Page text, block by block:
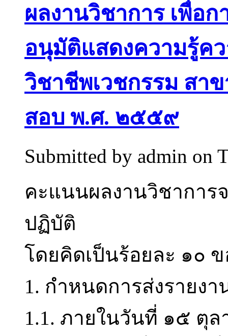
ผลงานวิชาการ เพื่อ
อนุมัติแสดงความรู้ค
วิชาชีพเวชกรรม สา
สอบ พ.ศ. ๒๕๕๙
Submitted by admin on
คะแนนผลงานวิชาการ
ปฏิบัติ
โดยคิดเป็นร้อยละ ๑๐
1. กำหนดการส่งรายงา
1.1. ภายในวันที่ ๑๕ ตุ